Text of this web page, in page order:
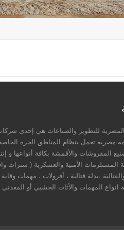
للتطوير والصناعات هي إحدى
المفروشات والأقمشة بكافة أنواعها و
المستلزمات الأمنية والعسكرية ( سترات
والقتالية ،بدلة قتالية ، أفرولات ، مهمات
انواع المهمات والأثاث الخشبي أو